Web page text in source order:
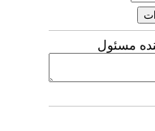
مسئول